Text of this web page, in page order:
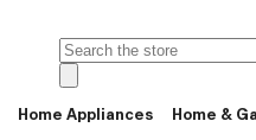
Home Appliances Home &